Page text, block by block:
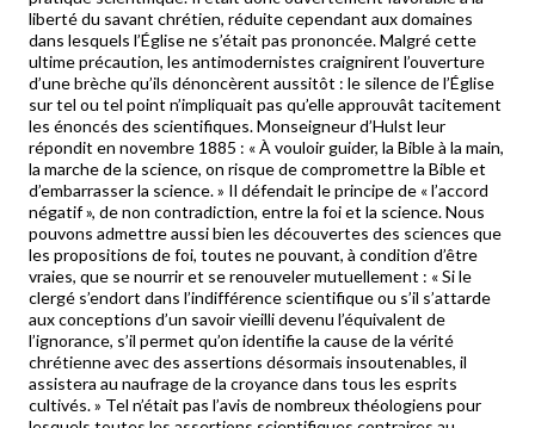
liberté du savant chrétien, réduite cependant aux domaines
dans lesquels l’Église ne s’était pas prononcée. Malgré cette
ultime précaution, les antimodernistes craignirent l’ouverture
d’une brèche qu’ils dénoncèrent aussitôt : le silence de l’Église
sur tel ou tel point n’impliquait pas qu’elle approuvât tacitement
les énoncés des scientifiques. Monseigneur d’Hulst leur
répondit en novembre 1885 : « À vouloir guider, la Bible à la main,
la marche de la science, on risque de compromettre la Bible et
d’embarrasser la science. » Il défendait le principe de « l’accord
négatif », de non contradiction, entre la foi et la science. Nous
pouvons admettre aussi bien les découvertes des sciences que
les propositions de foi, toutes ne pouvant, à condition d’être
vraies, que se nourrir et se renouveler mutuellement : « Si le
clergé s’endort dans l’indifférence scientifique ou s’il s’attarde
aux conceptions d’un savoir vieilli devenu l’équivalent de
l’ignorance, s’il permet qu’on identifie la cause de la vérité
chrétienne avec des assertions désormais insoutenables, il
assistera au naufrage de la croyance dans tous les esprits
cultivés. » Tel n’était pas l’avis de nombreux théologiens pour